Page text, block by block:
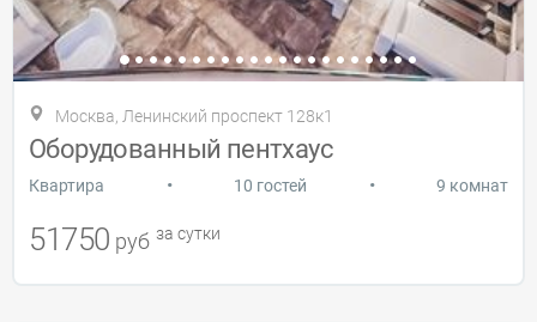
Москва, Ленинский проспект 128к1
Оборудованный пентхаус
Квартира • 10 гостей • 9 комнат
51750 руб за сутки